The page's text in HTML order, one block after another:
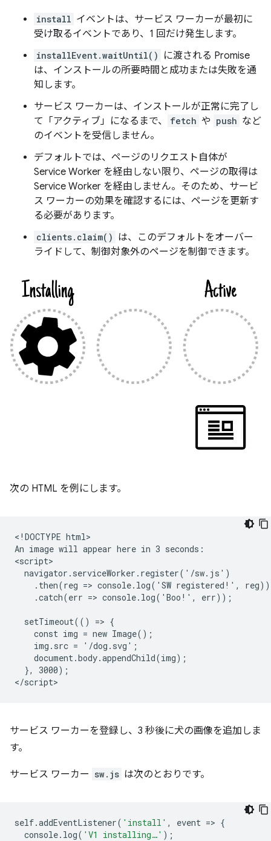
install イベントは、サービス ワーカーが最初に
受け取るイベントであり、1 回だけ発生します。
installEvent.waitUntil()
に渡される Promise
は、インストールの所要時間と成功または失敗を通
知します。
サービス ワーカーは、インストールが正常に完了し
て「アクティブ」になるまで、
fetch や push など
のイベントを受信しません。
デフォルトでは、ページのリクエスト自体が
Service Worker を経由しない限り、ページの取得は
Service Worker を経由しません。そのため、サービ
ス ワーカーの効果を確認するには、ページを更新す
る必要があります。
clients.claim() は、このデフォルトをオーバー
ライドして、制御対象外のページを制御できます。
次の HTML を例にします。
<!DOCTYPE html>
An image will appear here in 3 seconds:
<script>
  navigator.serviceWorker.register('/sw.js')
    .then(reg => console.log('SW registered!', reg))
    .catch(err => console.log('Boo!', err));
  setTimeout(() => {
    const img = new Image();
    img.src = '/dog.svg';
    document.body.appendChild(img);
  }, 3000);
サービス ワーカーを登録し、3 秒後に犬の画像を追加しま
す。
サービス ワーカー sw.js は次のとおりです。
self.addEventListener( 'install' , event => {
console. log( 'V1 installing…' );